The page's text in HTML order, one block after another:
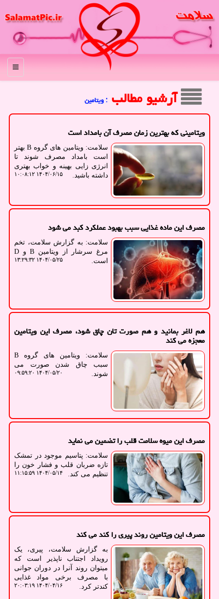
منو
آرشیو مطالب : ویتامین
ویتامینی که بهترین زمان مصرف آن بامداد است
سلامت: ویتامین های گروه B بهتر
است بامداد مصرف شوند تا
انرژی زایی بهینه و خواب بهتری
داشته باشید.
۱۴۰۴/۰۶/۱۵ ۱۰:۰۸:۱۲
مصرف این ماده غذایی سبب بهبود عملکرد کبد می شود
سلامت: به گزارش سلامت، تخم
مرغ سرشار از ویتامین B و D
است.
۱۴۰۴/۰۵/۲۵ ۱۳:۲۹:۳۲
هم لاغر بمانید و هم صورت تان چاق شود، مصرف این ویتامین
معجزه می کند
سلامت: ویتامین های گروه B
سبب چاق شدن صورت می
شوند.
۱۴۰۴/۰۵/۲۰ ۰۹:۵۹:۲۰
مصرف این میوه سلامت قلب را تضمین می نماید
سلامت: پتاسیم موجود در تمشک
تازه ضربان قلب و فشار خون را
تنظیم می کند.
۱۴۰۴/۰۵/۱۴ ۱۱:۱۵:۵۹
مصرف این ویتامین روند پیری را کند می کند
به گزارش سلامت، پیری، یک
رویداد اجتناب ناپذیر است که
میتوان روند آنرا در دوران جوانی
با مصرف برخی مواد غذایی
کندتر کرد.
۱۴۰۴/۰۴/۱۶ ۲۰:۰۳:۱۹